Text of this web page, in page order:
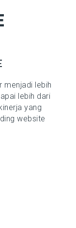
menjadi lebih
lebih dari
yang
website